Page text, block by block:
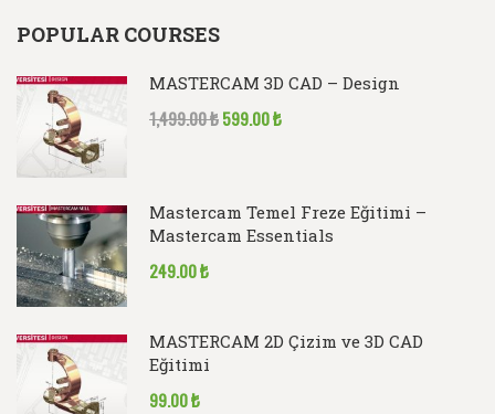
POPULAR COURSES
MASTERCAM 3D CAD – Design
1,499.00 ₺599.00 ₺
Mastercam Temel Freze Eğitimi –
Mastercam Essentials
249.00 ₺
MASTERCAM 2D Çizim ve 3D CAD
Eğitimi
99.00 ₺